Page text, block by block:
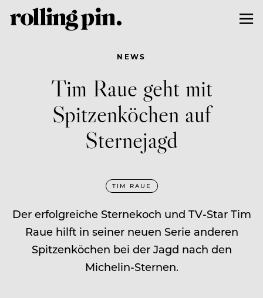
NEWS
Tim Raue geht mit
Spitzenköchen auf
Sternejagd
TIM RAUE
Der erfolgreiche Sternekoch und TV-Star Tim
Raue hilft in seiner neuen Serie anderen
Spitzenköchen bei der Jagd nach den
Michelin-Sternen.